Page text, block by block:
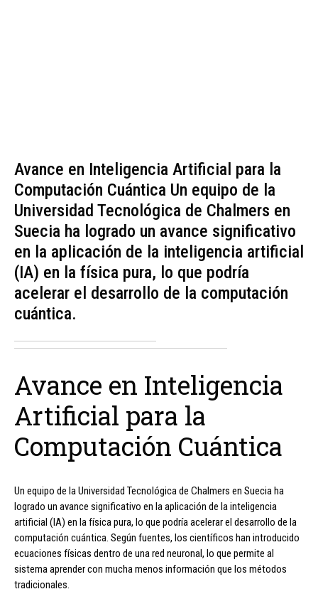
Avance en Inteligencia Artificial para la
Computación Cuántica Un equipo de la
Universidad Tecnológica de Chalmers en
Suecia ha logrado un avance significativo
en la aplicación de la inteligencia artificial
(IA) en la física pura, lo que podría
acelerar el desarrollo de la computación
cuántica.
Avance en Inteligencia
Artificial para la
Computación Cuántica
Un equipo de la Universidad Tecnológica de Chalmers en Suecia ha
logrado un avance significativo en la aplicación de la inteligencia
artificial (IA) en la física pura, lo que podría acelerar el desarrollo de la
computación cuántica. Según fuentes, los científicos han introducido
ecuaciones físicas dentro de una red neuronal, lo que permite al
sistema aprender con mucha menos información que los métodos
tradicionales.